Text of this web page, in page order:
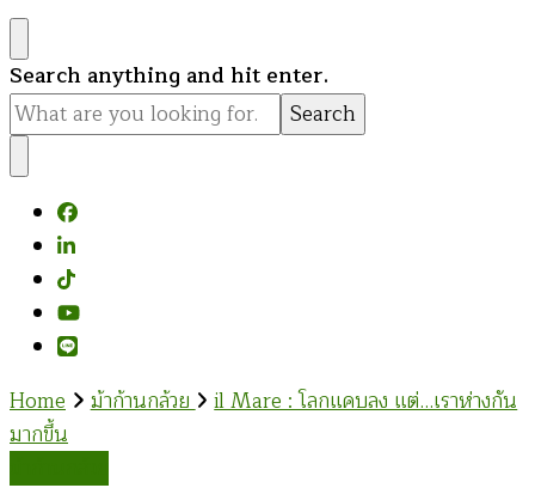
Looking
for
Something?
Search anything and hit enter.
Home ม้าก้านกล้วย il Mare : โลกแคบลง แต่…เราห่างกัน
มากขึ้น